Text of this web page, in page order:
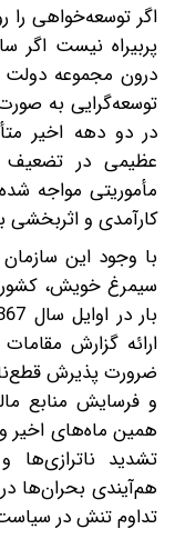
اگر توسعه‌خواهی را
پربیراه نیست اگر
درون مجموعه دولت
توسعه‌گرایی به
در دو دهه اخیر
عظیمی در تضعیف
مأموریتی مواجه
کارآمدی و اثربخشی
با وجود این
سیمرغ خویش،
ارائه گزارش
ضرورت پذیرش
و فرسایش منابع
همین ماه‌های
تشدید ناترازی‌ها
هم‌آیندی بحران‌ها
تداوم تنش‌ در